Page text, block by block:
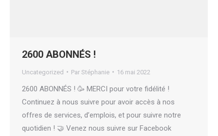
2600 ABONNÉS !
Uncategorized Par Stéphanie 16 mai 2022
2600 ABONNÉS ! 🥳 MERCI pour votre fidélité !
Continuez à nous suivre pour avoir accès à nos
offres de services, d’emplois, et pour suivre notre
quotidien ! 🤝 Venez nous suivre sur Facebook